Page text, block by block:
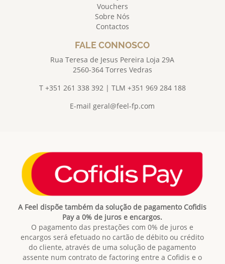
Vouchers
Sobre Nós
Contactos
FALE CONNOSCO
Rua Teresa de Jesus Pereira Loja 29A
2560-364 Torres Vedras
T +351 261 338 392 | TLM +351 969 284 188
E-mailgeral@feel-fp.com
A Feel dispõe também da solução de pagamento Cofidis
Pay a 0% de juros e encargos.
O pagamento das prestações com 0% de juros e
encargos será efetuado no cartão de débito ou crédito
do cliente, através de uma solução de pagamento
assente num contrato de factoring entre a Cofidis e o